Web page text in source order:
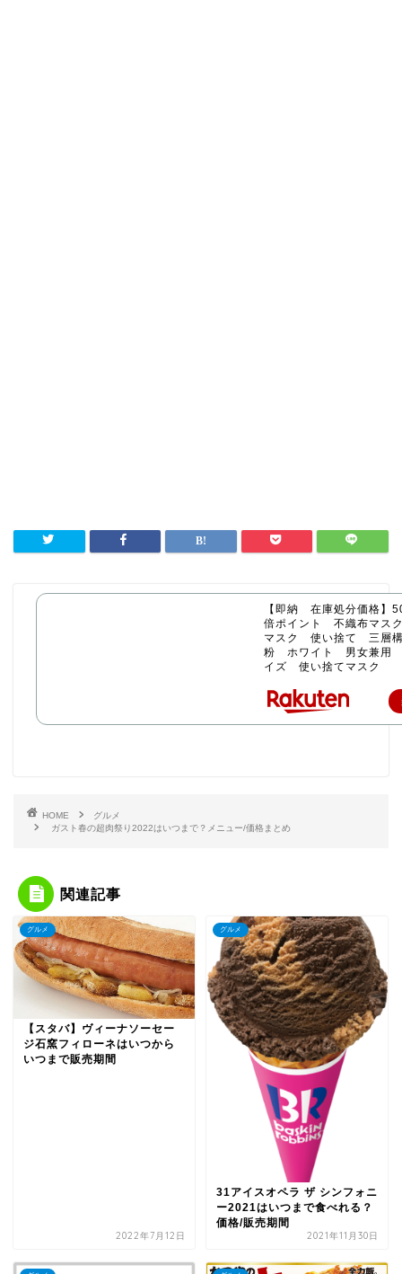
【即納 在庫処分価格
倍ポイント 不織布マ
マスク 使い捨て 三層
粉 ホワイト 男女兼用
イズ 使い捨てマスク
HOME
グルメ
ガスト春の超肉祭り2022はいつまで？メニュー/価格まとめ
関連記事
グルメ
【スタバ】ヴィーナソーセー
ジ石窯フィローネはいつから
いつまで販売期間
2022年7月12日
グルメ
31アイスオペラ ザ シンフォニ
ー2021はいつまで食べれる？
価格/販売期間
2021年11月30日